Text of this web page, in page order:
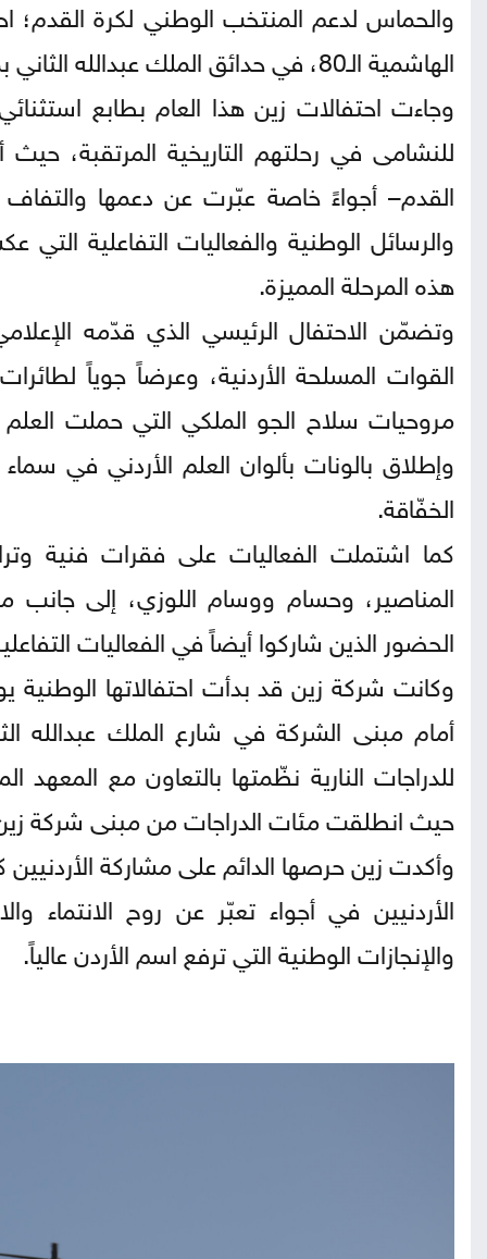
والحماس لدعم المنتخب الوطني لكرة القدم؛
الهاشمية الـ80، في حدائق الملك عبدالله الثاني بمنطقة المقابلين.
وجاءت احتفالات زين هذا العام بطابع
للنشامى في رحلتهم التاريخية المرتقبة،
القدم– أجواءً خاصة عبّرت عن دعمها
والرسائل الوطنية والفعاليات التفاعلية
هذه المرحلة المميزة.
وتضمّن الاحتفال الرئيسي الذي قدّمه
مروحيات سلاح الجو الملكي التي حملت
وإطلاق بالونات بألوان العلم الأردني في
الخفّاقة.
كما اشتملت الفعاليات على فقرات فنية
المناصير، وحسام ووسام اللوزي، إلى
الحضور الذين شاركوا أيضاً في الفعاليات
وكانت شركة زين قد بدأت احتفالاتها
أمام مبنى الشركة في شارع الملك
للدراجات النارية نظّمتها بالتعاون مع المعهد
حيث انطلقت مئات الدراجات من مبنى شركة
وأكدت زين حرصها الدائم على مشاركة
الأردنيين في أجواء تعبّر عن روح الانتماء
والإنجازات الوطنية التي ترفع اسم الأردن عالياً.